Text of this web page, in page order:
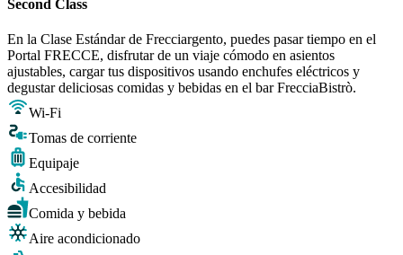
Second Class
En la Clase Estándar de Frecciargento, puedes pasar tiempo en el
Portal FRECCE, disfrutar de un viaje cómodo en asientos
ajustables, cargar tus dispositivos usando enchufes eléctricos y
degustar deliciosas comidas y bebidas en el bar FrecciaBistrò.
Wi-Fi
Tomas de corriente
Equipaje
Accesibilidad
Comida y bebida
Aire acondicionado